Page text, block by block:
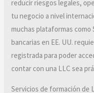
reducir riesgos legales,
tu negocio a nivel
muchas plataformas
bancarias en EE. UU.
registrada para poder
contar con una LLC sea
Servicios de formación de